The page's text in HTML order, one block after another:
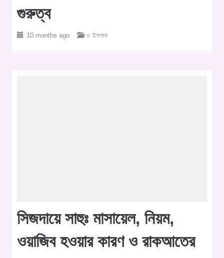
গুরুত্ব
10 months ago ○ ইসলাম
সিজদায়ে সাহুঃ মাসায়েল, নিয়ম,
ওয়াজিব হওয়ার কারণ ও রাকআতের